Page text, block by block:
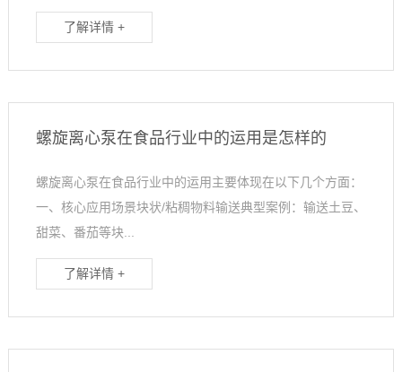
了解详情 +
螺旋离心泵在食品行业中的运用是怎样的
螺旋离心泵在食品行业中的运用主要体现在以下几个方面：
一、核心应用场景块状/粘稠物料输送典型案例：输送土豆、
甜菜、番茄等块...
了解详情 +